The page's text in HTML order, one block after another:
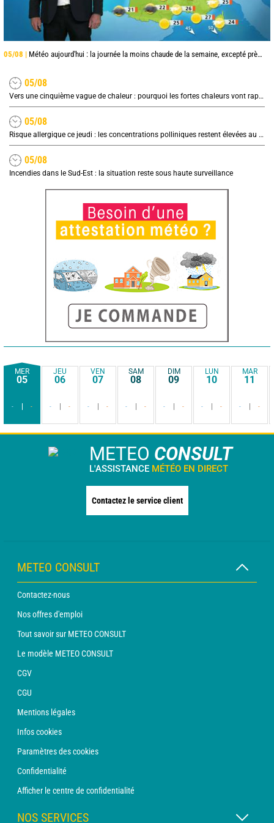
05/08 | Météo aujourd'hui : la journée la moins chaude de la semaine, excepté près de la Méditerranée
05/08
Vers une cinquième vague de chaleur : pourquoi les fortes chaleurs vont rapidement revenir en France
05/08
Risque allergique ce jeudi : les concentrations polliniques restent élevées au nord
05/08
Incendies dans le Sud-Est : la situation reste sous haute surveillance
MER
05
- -
JEU
06
- -
VEN
07
- -
SAM
08
- -
DIM
09
- -
LUN
10
- -
MAR
11
- -
METEO CONSULT
L'ASSISTANCE MÉTÉO EN DIRECT
Contactez le service client
METEO CONSULT
Contactez-nous
Nos offres d'emploi
Tout savoir sur METEO CONSULT
Le modèle METEO CONSULT
CGV
CGU
Mentions légales
Infos cookies
Paramètres des cookies
Confidentialité
Afficher le centre de confidentialité
NOS SERVICES